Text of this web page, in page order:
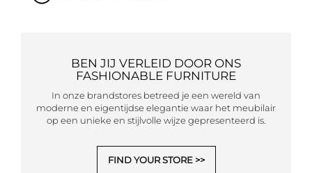
BEN JIJ VERLEID DOOR ONS
FASHIONABLE FURNITURE
In onze brandstores betreed je een wereld van
moderne en eigentijdse elegantie waar het meubilair
op een unieke en stijlvolle wijze gepresenteerd is.
FIND YOUR STORE